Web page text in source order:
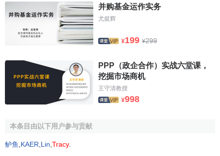
对于违反证券交易所章程、业务规则及其他有关规定的
会员，证券交易所有权根据情节轻重给予一定的单处或并处
的处分，主要有：会员范围内通报批评、在中国证监会指定
报刊公开批评、警告、罚款、限制交易、暂停
理业务、取消会员资格等等。对会员暂停参加场内交易以上
之处分由证券交易所理事会审定，而对取消会员资格等重大
处分则要由证券交易所会员大会来审查。
另外.根据我国《证券交易所管理办法》，证券交易所决
案，决定接纳或者开除正式会员以外的其他会员应在办理有
关手续5个工作日之前向中国证监会备案。
并购基金运作实务
尤挺辉
¥199 ¥299
PPP（政企合作）实战六堂课，
挖掘市场商机
王守清教授
¥998
本条目由以下用户参与贡献
鲈鱼 KAER Lin Tracy.